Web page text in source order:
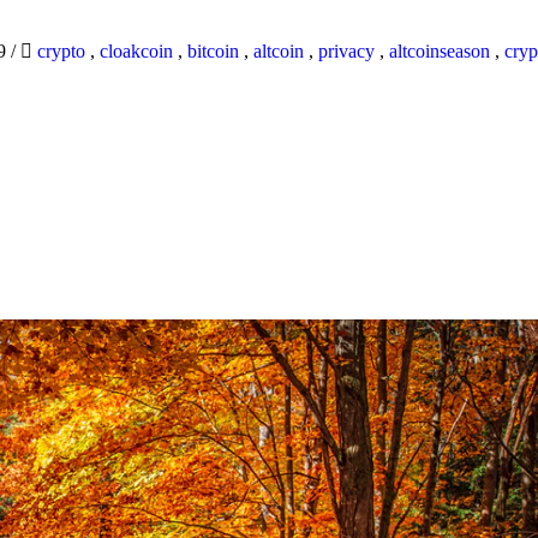
/ crypto , cloakcoin , bitcoin , altcoin , privacy , altcoinseason ,